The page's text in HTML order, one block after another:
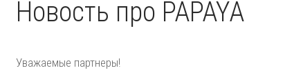
Новость про PAPAYA
Уважаемые партнеры!